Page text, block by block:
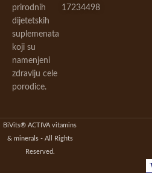
prirodnih
dijetetskih
suplemenata
koji su
namenjeni
zdravlju cele
porodice.
17234498
BiVits® ACTIVA vitamins
& minerals - All Rights
Reserved.